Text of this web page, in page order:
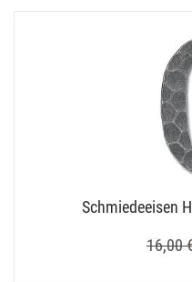
Schmiedeeisen
16,00